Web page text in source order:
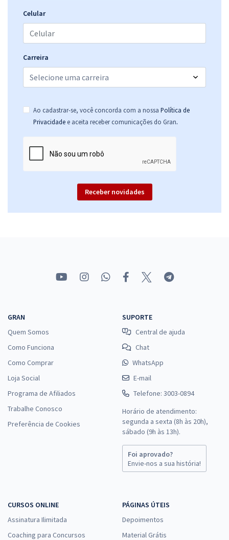
Celular
Carreira
Ao cadastrar-se, você concorda com a nossa Política de
Privacidade e aceita receber comunicações do Gran.
Receber novidades
GRAN
Quem Somos
Como Funciona
Como Comprar
Loja Social
Programa de Afiliados
Trabalhe Conosco
Preferência de Cookies
SUPORTE
Central de ajuda
Chat
WhatsApp
E-mail
Telefone: 3003-0894
Horário de atendimento:
segunda a sexta (8h às 20h),
sábado (9h às 13h).
Foi aprovado?
Envie-nos a sua história!
CURSOS ONLINE
Assinatura Ilimitada
Coaching para Concursos
PÁGINAS ÚTEIS
Depoimentos
Material Grátis